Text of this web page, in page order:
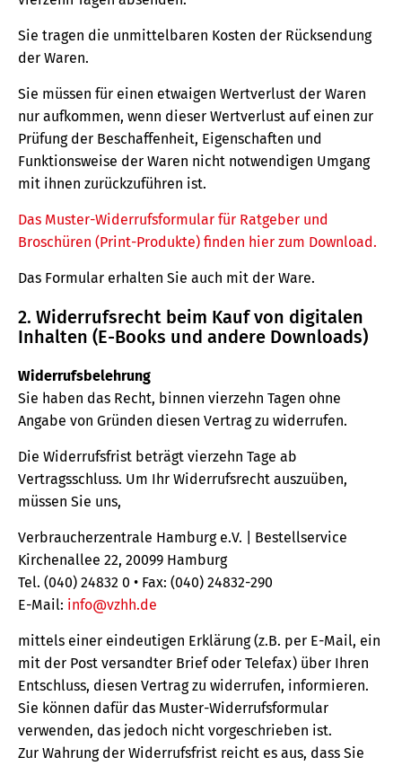
Sie tragen die unmittelbaren Kosten der Rücksendung
der Waren.
Sie müssen für einen etwaigen Wertverlust der Waren
nur aufkommen, wenn dieser Wertverlust auf einen zur
Prüfung der Beschaffenheit, Eigenschaften und
Funktionsweise der Waren nicht notwendigen Umgang
mit ihnen zurückzuführen ist.
Das Muster-Widerrufsformular für Ratgeber und
Broschüren (Print-Produkte) finden hier zum Download.
Das Formular erhalten Sie auch mit der Ware.
2. Widerrufsrecht beim Kauf von digitalen
Inhalten (E-Books und andere Downloads)
Widerrufsbelehrung
Sie haben das Recht, binnen vierzehn Tagen ohne
Angabe von Gründen diesen Vertrag zu widerrufen.
Die Widerrufsfrist beträgt vierzehn Tage ab
Vertragsschluss. Um Ihr Widerrufsrecht auszuüben,
müssen Sie uns,
Verbraucherzentrale Hamburg e.V. | Bestellservice
Kirchenallee 22, 20099 Hamburg
Tel. (040) 24832 0 • Fax: (040) 24832-290
E-Mail: info@vzhh.de
mittels einer eindeutigen Erklärung (z.B. per E-Mail, ein
mit der Post versandter Brief oder Telefax) über Ihren
Entschluss, diesen Vertrag zu widerrufen, informieren.
Sie können dafür das Muster-Widerrufsformular
verwenden, das jedoch nicht vorgeschrieben ist.
Zur Wahrung der Widerrufsfrist reicht es aus, dass Sie